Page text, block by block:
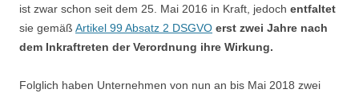
ist zwar schon seit dem 25. Mai 2016 in Kraft, jedoch entfaltet
sie gemäß Artikel 99 Absatz 2 DSGVO erst zwei Jahre nach
dem Inkraftreten der Verordnung ihre Wirkung.
Folglich haben Unternehmen von nun an bis Mai 2018 zwei